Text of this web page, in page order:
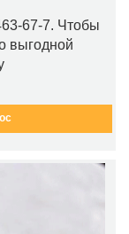
67-7. Чтобы
выгодной